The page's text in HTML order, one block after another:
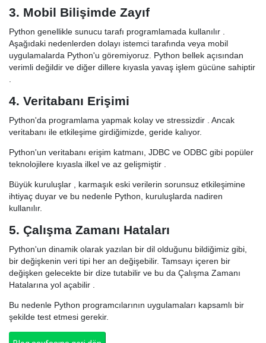
3. Mobil Bilişimde Zayıf
Python genellikle sunucu tarafı programlamada kullanılır .
Aşağıdaki nedenlerden dolayı istemci tarafında veya mobil
uygulamalarda Python'u göremiyoruz. Python bellek açısından
verimli değildir ve diğer dillere kıyasla yavaş işlem gücüne sahiptir
4. Veritabanı Erişimi
Python'da programlama yapmak kolay ve stressizdir . Ancak
veritabanı ile etkileşime girdiğimizde, geride kalıyor.
Python'un veritabanı erişim katmanı, JDBC ve ODBC gibi popüler
teknolojilere kıyasla ilkel ve az gelişmiştir .
Büyük kuruluşlar , karmaşık eski verilerin sorunsuz etkileşimine
ihtiyaç duyar ve bu nedenle Python, kuruluşlarda nadiren
kullanılır.
5. Çalışma Zamanı Hataları
Python'un dinamik olarak yazılan bir dil olduğunu bildiğimiz gibi,
bir değişkenin veri tipi her an değişebilir. Tamsayı içeren bir
değişken gelecekte bir dize tutabilir ve bu da Çalışma Zamanı
Hatalarına yol açabilir .
Bu nedenle Python programcılarının uygulamaları kapsamlı bir
şekilde test etmesi gerekir.